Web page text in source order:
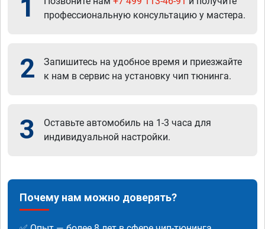
1
профессиональную консультацию у мастера.
2
Запишитесь на удобное время и приезжайте
к нам в сервис на установку чип тюнинга.
3
Оставьте автомобиль на 1-3 часа для
индивидуальной настройки.
Почему нам можно доверять?